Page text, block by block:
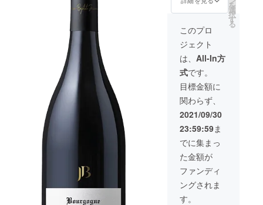
※20歳未
満の方
は法律
で禁止
されて
いま
す。 20
歳未満
の方へ
の酒類
の販売
は致し
ませ
ん。
赤ワイ
ンと白
ご自由
に組み
合わせ
ていた
だくこ
とがで
きま
す。 選
択項目
より、
本数を
お選び
くださ
い。 ----
-----------
-----------
-----------
---------
ソー」
シャル
750ml
定価：
- 合計6
本 通常
価格
￥37,62
0-
込・送
料込）
特別価
格
￥30,25
0-
（税
ム サ
ネー
産
シャル
ドネ］
750ml
定価：
￥6,050
- 合計6
価格
￥36,30
0-
（税
込・送
料込）
特別価
フォッ
セ」
産 ピ
ノノ
ワー
ル］
750ml
定価：
￥6,270
- 白ワイ
ン
Jean
Baptist
e
Jessiau
me
A.O.C.
Rully
た！
【数量
限定
10％割
引＆
CAMPF
IRE限定
送料込
み】銘
醸特級
赤ワイ
ン＆一
級白ワ
イン2本
セット
赤ワイ
ン
Jean
Baptist
e
を
選
択
す
る
このプロ
ジェクト
は、 All-In方
式です。
目標金額に
関わらず、
2021/09/30
23:59:59ま
でに集まっ
た金額が
ファンディ
ングされま
す。